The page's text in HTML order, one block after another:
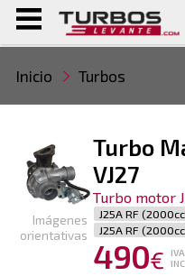
Inicio Turbos
Turbo
VJ27
Turbo motor
J25A RF
J25A RF
490€
IVA
Imágenes
orientativas